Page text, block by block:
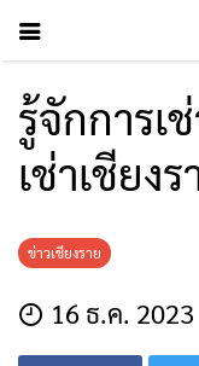
รู้จักการเ
เช่าเชียง
ข่าวเชียงราย
16 ธ.ค. 2023